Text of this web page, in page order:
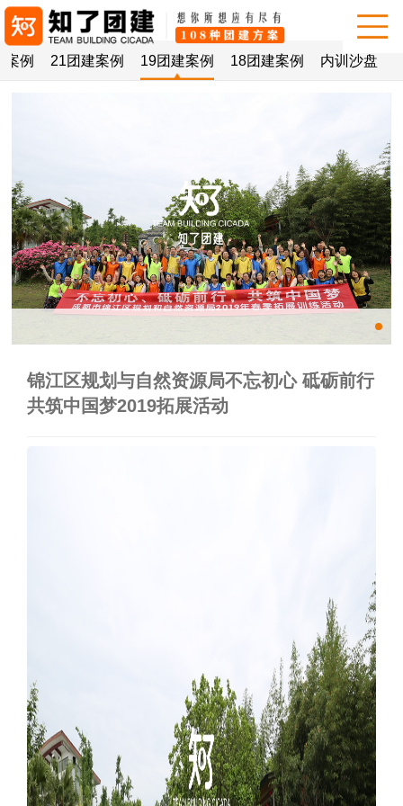
案例 21团建案例 19团建案例 18团建案例 内训沙盘
锦江区规划与自然资源局不忘初心 砥砺前行
共筑中国梦2019拓展活动